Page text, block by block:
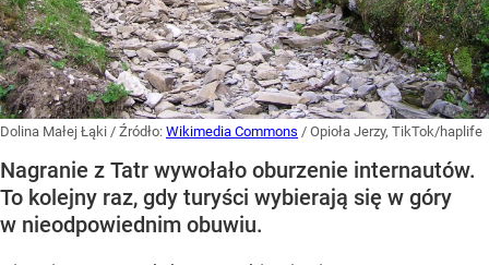
Dolina Małej Łąki / Źródło: Wikimedia Commons / Opioła Jerzy, TikTok/haplife
Nagranie z Tatr wywołało oburzenie internautów.
To kolejny raz, gdy turyści wybierają się w góry
w nieodpowiednim obuwiu.